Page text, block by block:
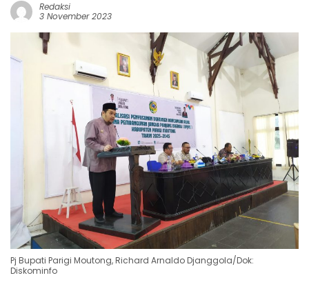
Redaksi
3 November 2023
Pj Bupati Parigi Moutong, Richard Arnaldo Djanggola/Dok:
Diskominfo